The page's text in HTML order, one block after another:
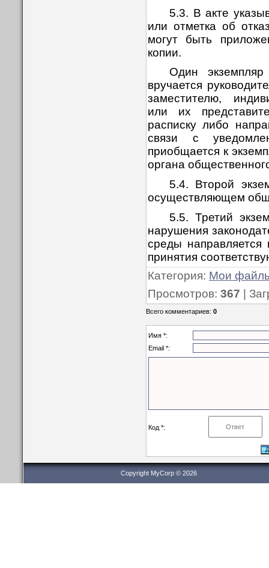
5.3. В акте
или отметка об
могут быть
копии.
Один
вручается
заместителю,
или их
расписку либо
связи с
приобщается к
органа
5.4. Второй
осуществляющем
5.5. Третий
нарушения
среды
принятия
Категория: Мои
Просмотров: 367 |
Всего комментариев:0
Имя *:
Email *:
Код *:
Copyright MyCorp © 2026